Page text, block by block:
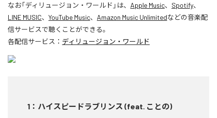
なお「ディリュージョン・ワールド 」は、 Apple Music、 Spotify、
LINE MUSIC、 YouTube Music、 Amazon Music Unlimitedなどの音楽配
信サービスで聴くことができる。
各配信サービス： ディリュージョン・ワールド
1 ： ハイスピードラブリンス (feat. ことの)